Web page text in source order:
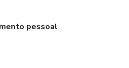
pessoal